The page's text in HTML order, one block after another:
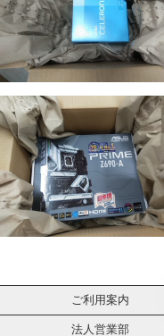
ご利用案内
法人営業部